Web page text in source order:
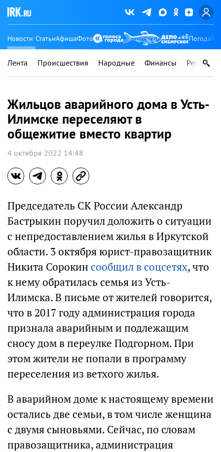
Новости СтатьиАфишаФото Погода
Лента Происшествия Народные Финансы Регионы
Жильцов аварийного дома в Усть-
Илимске переселяют в
общежитие вместо квартир
4 октября 2022 14:48
Председатель СК России Александр
Бастрыкин поручил доложить о ситуации
с непредоставлением жилья в Иркутской
области. 3 октября юрист-правозащитник
Никита Сорокин сообщил в соцсетях, что
к нему обратилась семья из Усть-
Илимска. В письме от жителей говорится,
что в 2017 году администрация города
признала аварийным и подлежащим
сносу дом в переулке Подгорном. При
этом жители не попали в программу
переселения из ветхого жилья.
В аварийном доме к настоящему времени
остались две семьи, в том числе женщина
с двумя сыновьями. Сейчас, по словам
правозащитника, администрация